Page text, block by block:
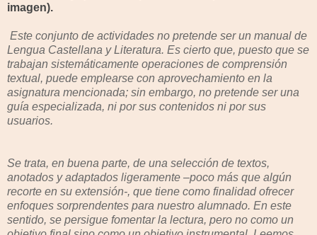
imagen).
Este conjunto de actividades no pretende ser un manual de
Lengua Castellana y Literatura. Es cierto que, puesto que se
trabajan sistemáticamente operaciones de comprensión
textual, puede emplearse con aprovechamiento en la
asignatura mencionada; sin embargo, no pretende ser una
guía especializada, ni por sus contenidos ni por sus
usuarios.
Se trata, en buena parte, de una selección de textos,
anotados y adaptados ligeramente –poco más que algún
recorte en su extensión-, que tiene como finalidad ofrecer
enfoques sorprendentes para nuestro alumnado. En este
sentido, se persigue fomentar la lectura, pero no como un